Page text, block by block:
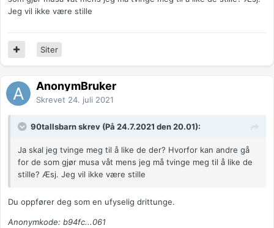
Jeg vil ikke være stille
Siter
AnonymBruker
Skrevet 24. juli 2021
90tallsbarn skrev (På 24.7.2021 den 20.01):
Ja skal jeg tvinge meg til å like de der? Hvorfor kan andre gå
for de som gjør musa våt mens jeg må tvinge meg til å like de
stille? Æsj. Jeg vil ikke være stille
Du oppfører deg som en ufyselig drittunge.
Anonymkode: b94fc...061